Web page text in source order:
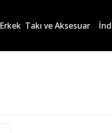
Erkek Takı ve Aksesuar